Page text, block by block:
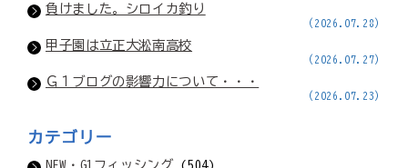
負けました。シロイカ釣り
(2026.07.28)
甲子園は立正大淞南高校
(2026.07.27)
Ｇ１ブログの影響力について・・・
(2026.07.23)
カテゴリー
NEW・G1フィッシング(504)